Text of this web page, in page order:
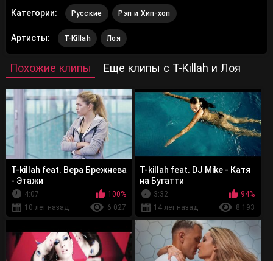
Категории: Русские Рэп и Хип-хоп
Артисты: T-Killah Лоя
Похожие клипы Еще клипы с T-Killah и Лоя
T-killah feat. Вера Брежнева
- Этажи
4:07
100%
10 лет назад
6 027
T-killah feat. DJ Mike - Катя
на Бугатти
3:32
94%
14 лет назад
8 193